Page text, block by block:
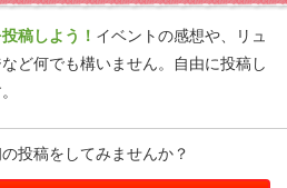
稿しよう！ イベントの感想や、リュ
ど何でも構いません。自由に投稿し
投稿をしてみませんか？